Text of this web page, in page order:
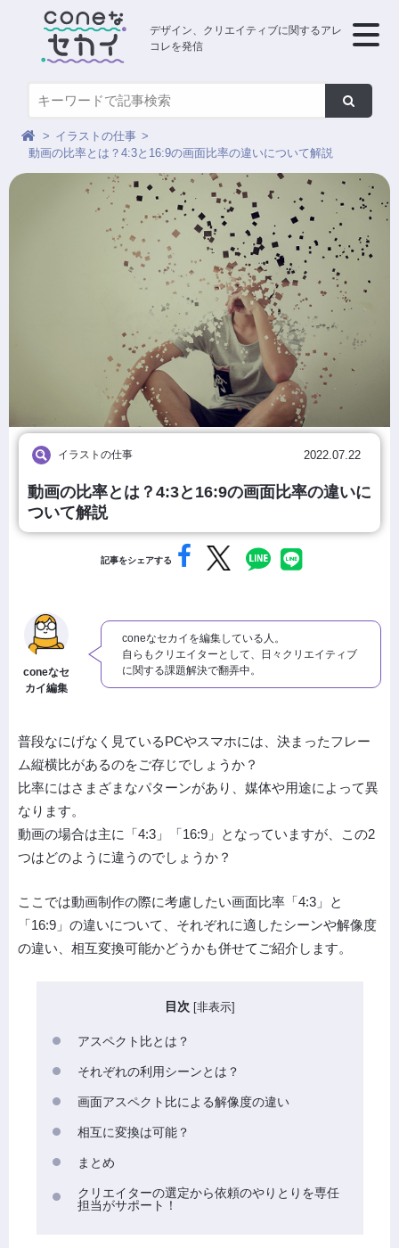
デザイン、クリエイティブに関するアレ
コレを発信
イラストの仕事
動画の比率とは？4:3と16:9の画面比率の違いについて解説
イラストの仕事 2022.07.22
動画の比率とは？4:3と16:9の画面比率の違いに
ついて解説
記事をシェアする
coneなセ
カイ編集
coneなセカイを編集している人。
自らもクリエイターとして、日々クリエイティブ
に関する課題解決で翻弄中。
普段なにげなく見ているPCやスマホには、決まったフレー
ム縦横比があるのをご存じでしょうか？
比率にはさまざまなパターンがあり、媒体や用途によって異
なります。
動画の場合は主に「4:3」「16:9」となっていますが、この2
つはどのように違うのでしょうか？
ここでは動画制作の際に考慮したい画面比率「4:3」と
「16:9」の違いについて、それぞれに適したシーンや解像度
の違い、相互変換可能かどうかも併せてご紹介します。
目次 [非表示]
アスペクト比とは？
それぞれの利用シーンとは？
画面アスペクト比による解像度の違い
相互に変換は可能？
まとめ
クリエイターの選定から依頼のやりとりを専任
担当がサポート！